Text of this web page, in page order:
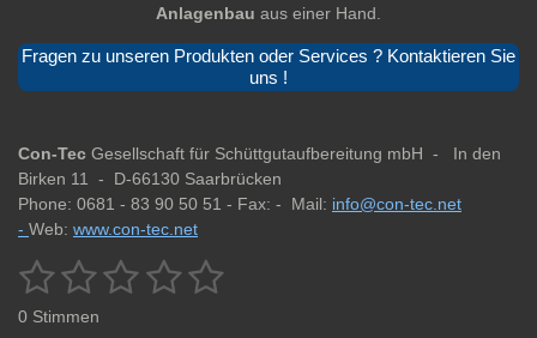
Anlagenbau aus einer Hand.
Fragen zu unseren Produkten oder Services ? Kontaktieren Sie
uns !
Con-Tec Gesellschaft für Schüttgutaufbereitung mbH - In den
Birken 11 - D-66130 Saarbrücken
Phone: 0681 - 83 90 50 51 - Fax: - Mail: info@con-tec.net
- Web: www.con-tec.net
B
e
w
1
S
2
S
3 4 5
0 Stimmen